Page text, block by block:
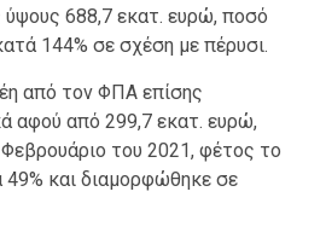
688,7 εκατ. ευρώ, ποσό
144% σε σχέση με πέρυσι.
από τον ΦΠΑ επίσης
αφού από 299,7 εκατ. ευρώ,
του 2021, φέτος το
και διαμορφώθηκε σε